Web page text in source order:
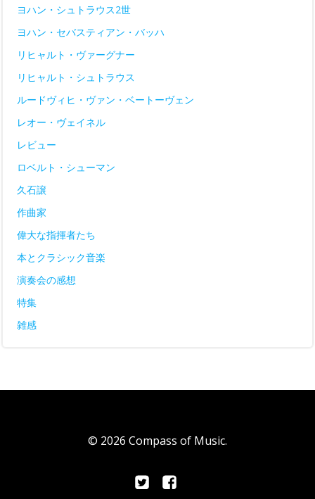
ヨハン・シュトラウス2世
ヨハン・セバスティアン・バッハ
リヒャルト・ヴァーグナー
リヒャルト・シュトラウス
ルードヴィヒ・ヴァン・ベートーヴェン
レオー・ヴェイネル
レビュー
ロベルト・シューマン
久石譲
作曲家
偉大な指揮者たち
本とクラシック音楽
演奏会の感想
特集
雑感
© 2026 Compass of Music.